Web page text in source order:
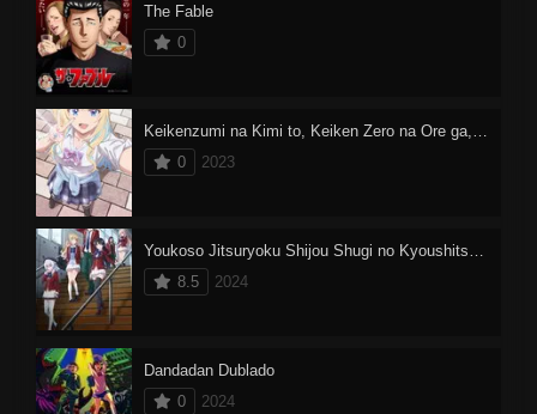
The Fable
0
0
2023
8.5
2024
Dandadan Dublado
0
2024